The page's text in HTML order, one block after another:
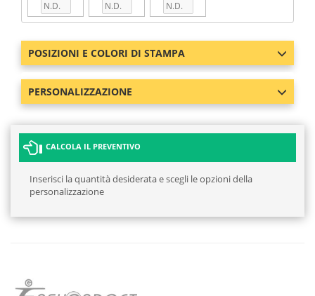
POSIZIONI E COLORI DI STAMPA
PERSONALIZZAZIONE
CALCOLA IL PREVENTIVO
Inserisci la quantità desiderata e scegli le opzioni della
personalizzazione